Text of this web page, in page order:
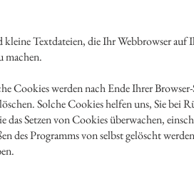
Textdateien, die Ihr Webbrowser
machen.
Cookies werden nach Ende Ihrer
Solche Cookies helfen uns, Sie bei
Setzen von Cookies überwachen,
des Programms von selbst gelöscht